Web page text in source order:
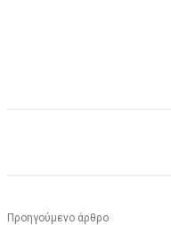
Προηγούμενο άρθρο